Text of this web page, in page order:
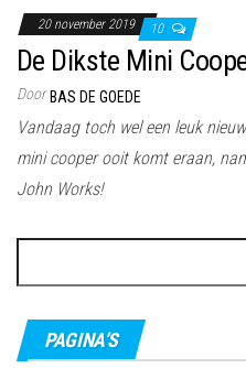
20 november 2019 10
De Dikste Mini
Door BAS DE GOEDE
Vandaag toch wel een leuk
mini cooper ooit komt eraan,
John Works!
naar:
PAGINA’S